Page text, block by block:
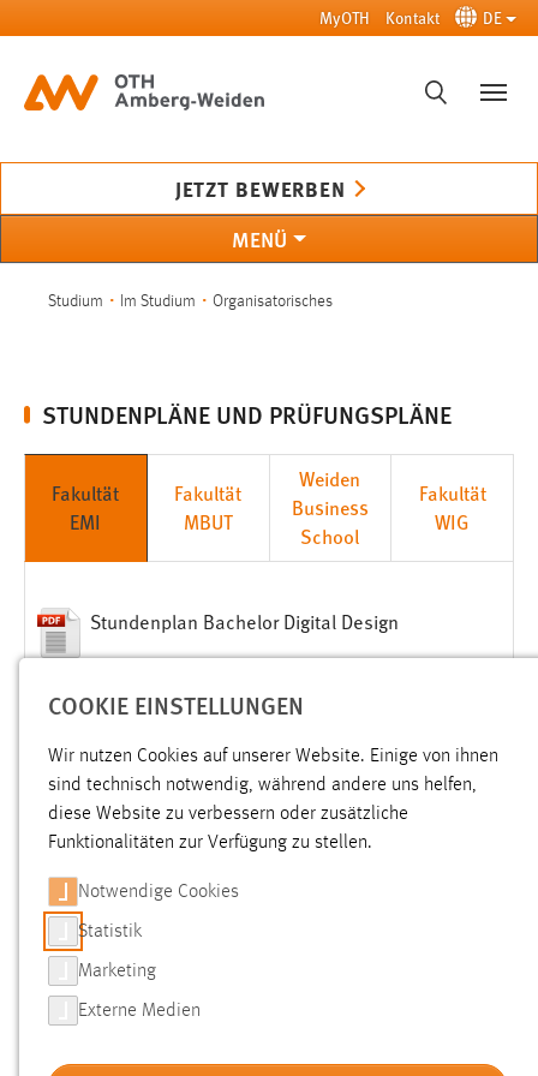
MyOTH Kontakt DE
SUCHE
JETZT BEWERBEN
MENÜ
Studium Im Studium Organisatorisches
STUNDENPLÄNE UND PRÜFUNGSPLÄNE
Fakultät
EMI
Fakultät
MBUT
Weiden
Business
School
Fakultät
WIG
Stundenplan Bachelor Digital Design
Stundenplan Bachelor Elektro- und
Informationstechnik
Prüfungsplan Bachelor Elektro- und
Landmanagement
Landmanagement
Stundenplan Bachelor Industrie-4.0-Informatik
COOKIE EINSTELLUNGEN
Wir nutzen Cookies auf unserer Website. Einige von ihnen
sind technisch notwendig, während andere uns helfen,
diese Website zu verbessern oder zusätzliche
Funktionalitäten zur Verfügung zu stellen.
Notwendige Cookies
Statistik
Marketing
Externe Medien